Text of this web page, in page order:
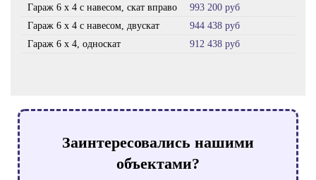
Гараж 6 x 4 с навесом, скат вправо
993 200 руб
Гараж 6 х 4 с навесом, двускат
944 438 руб
Гараж 6 х 4, односкат
912 438 руб
Заинтересовались нашими
объектами?